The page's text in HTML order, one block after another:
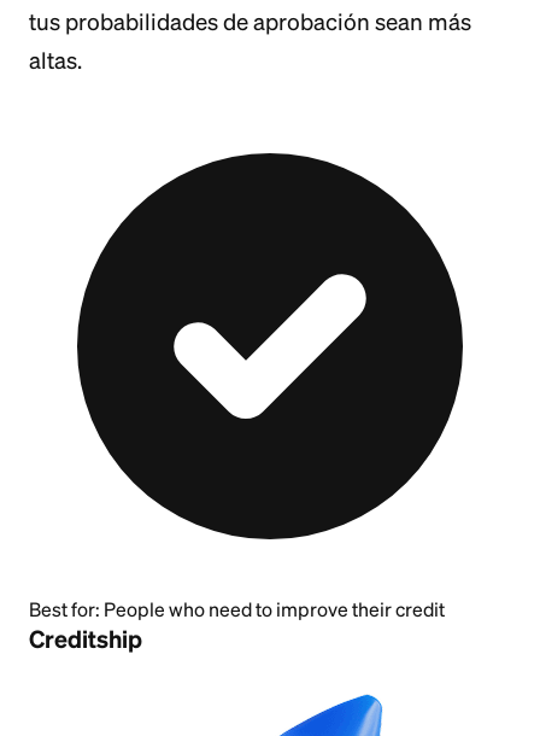
tus probabilidades de aprobación sean más
altas.
Best for: People who need to improve their credit
Creditship